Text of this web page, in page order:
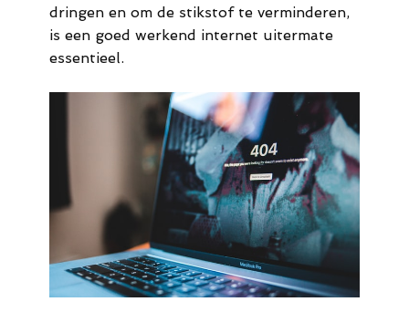
dringen en om de stikstof te verminderen,
is een goed werkend internet uitermate
essentieel.